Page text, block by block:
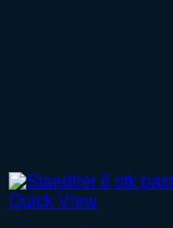
Quick View